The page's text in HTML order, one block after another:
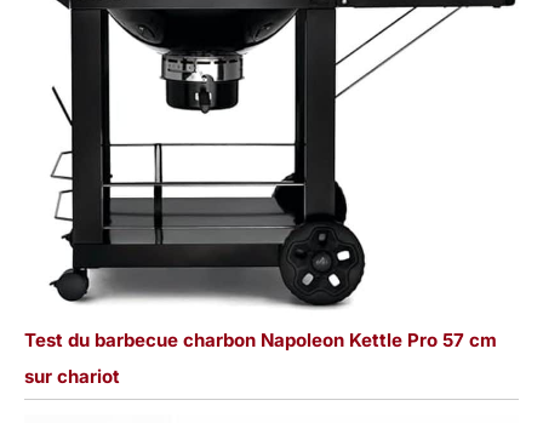
Test du barbecue charbon Napoleon Kettle Pro 57 cm
sur chariot